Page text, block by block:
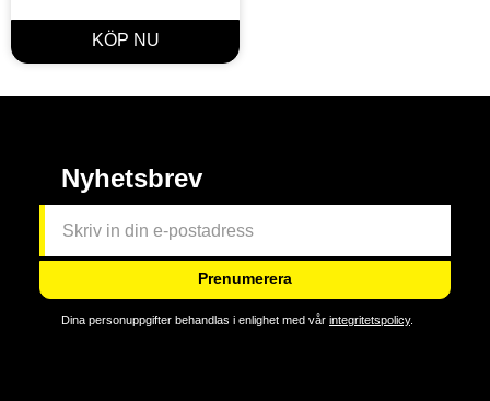
Nyhetsbrev
Prenumerera
Dina personuppgifter behandlas i enlighet med vår integritetspolicy.